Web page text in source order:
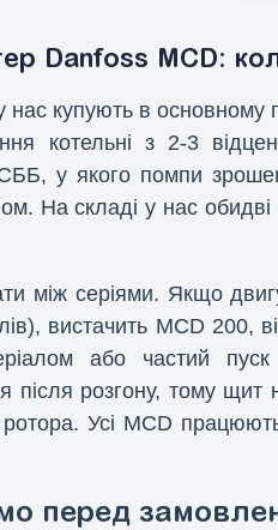
Danfoss MCD:
нас купують в основному
котельні з 2-3
у якого помпи
На складі у нас
між серіями. Якщо
вистачить MCD
або частий
після розгону, тому щит
Усі MCD
перед